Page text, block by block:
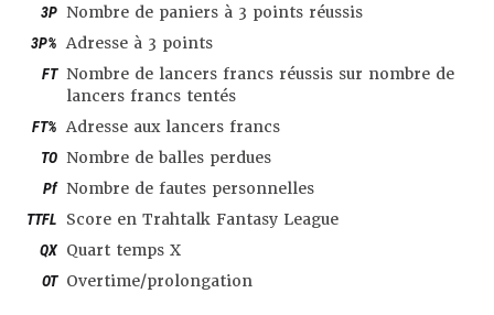
3P Nombre de paniers à 3 points réussis
3P% Adresse à 3 points
FT Nombre de lancers francs réussis sur nombre de
lancers francs tentés
FT% Adresse aux lancers francs
TO Nombre de balles perdues
Pf Nombre de fautes personnelles
TTFL Score en Trahtalk Fantasy League
QX Quart temps X
OT Overtime/prolongation